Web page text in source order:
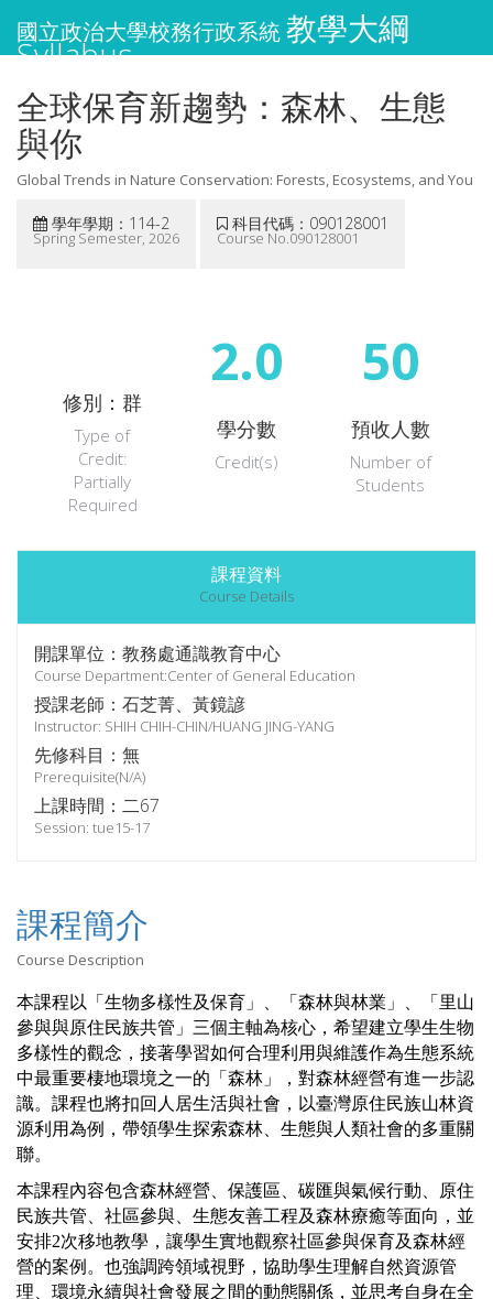
國立政治大學校務行政系統教學大綱
Syllabus
全球保育新趨勢：森林、生態
與你
Global Trends in Nature Conservation: Forests, Ecosystems, and You
學年學期：114-2
Spring Semester, 2026
科目代碼：090128001
Course No.090128001
修別：群
Type of
Credit:
Partially
Required
2.0
學分數
Credit(s)
50
預收人數
Number of
Students
課程資料
Course Details
開課單位：教務處通識教育中心
Course Department:Center of General Education
授課老師：石芝菁、黃鏡諺
Instructor: SHIH CHIH-CHIN/HUANG JING-YANG
先修科目：無
Prerequisite(N/A)
上課時間：二67
Session: tue15-17
課程簡介
Course Description
本課程以「生物多樣性及保育」、「森林與林業」、「里山
參與與原住民族共管」三個主軸為核心，希望建立學生生物
多樣性的觀念，接著學習如何合理利用與維護作為生態系統
中最重要棲地環境之一的「森林」，對森林經營有進一步認
識。課程也將扣回人居生活與社會，以臺灣原住民族山林資
源利用為例，帶領學生探索森林、生態與人類社會的多重關
聯。
本課程內容包含森林經營、保護區、碳匯與氣候行動、原住
民族共管、社區參與、生態友善工程及森林療癒等面向，並
安排2次移地教學，讓學生實地觀察社區參與保育及森林經
營的案例。也強調跨領域視野，協助學生理解自然資源管
理、環境永續與社會發展之間的動態關係，並思考自身在全